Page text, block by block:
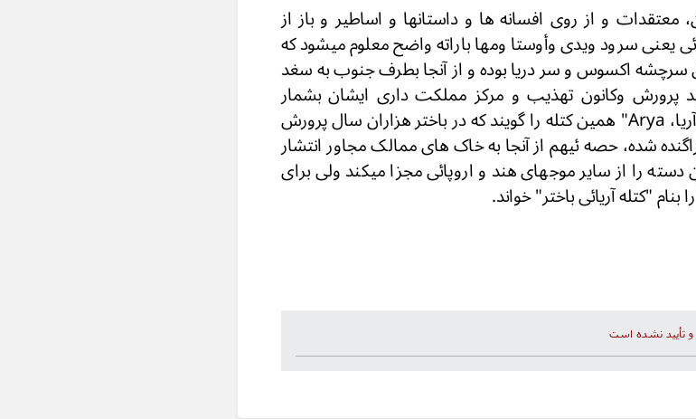
و از روی افسانه ها و داستانها و اساطیر و باز از
یعنی سرود ویدى وأوستا ومها باراته واضح معلوم میشود که
سرچشه اکسوس و سر دریا بوده و از آنجا بطرف جنوب به سغد
پرورش وکانون تهذیب و مرکز مملکت داری ایشان بشمار
میرفت. با شهادت منا خودشان بع "آریا، Arya" همین کتله را گویند که در باختر هزاران سال پرورش
شده، حصه ئیهم از آنجا به خاک هاى ممالک مجاور انتشار
دسته را از سایر موجهای هند و اروپائی مجزا میکند ولی برای
"کتله آریائی باختر" خواند.
و تأیید نشده است